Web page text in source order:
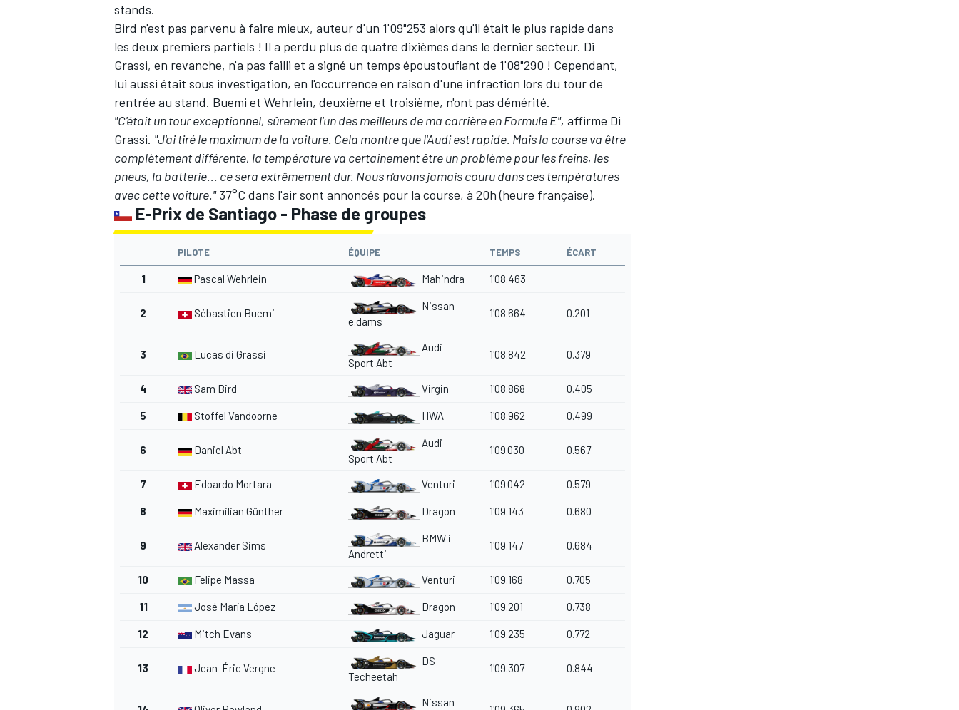
stands.
Bird n'est pas parvenu à faire mieux, auteur d'un 1'09"253 alors qu'il était le plus rapide dans
les deux premiers partiels ! Il a perdu plus de quatre dixièmes dans le dernier secteur. Di
Grassi, en revanche, n'a pas failli et a signé un temps époustouflant de 1'08"290 ! Cependant,
lui aussi était sous investigation, en l'occurrence en raison d'une infraction lors du tour de
rentrée au stand. Buemi et Wehrlein, deuxième et troisième, n'ont pas démérité.
"C'était un tour exceptionnel, sûrement l'un des meilleurs de ma carrière en Formule E", affirme Di
Grassi. "J'ai tiré le maximum de la voiture. Cela montre que l'Audi est rapide. Mais la course va être
complètement différente, la température va certainement être un problème pour les freins, les
pneus, la batterie... ce sera extrêmement dur. Nous n'avons jamais couru dans ces températures
avec cette voiture."37°C dans l'air sont annoncés pour la course, à 20h (heure française).
E-Prix de Santiago - Phase de groupes
PILOTE ÉQUIPE TEMPS ÉCART
1 Pascal Wehrlein Mahindra 1'08.463
2 Sébastien Buemi
Nissan
e.dams
1'08.664 0.201
3 Lucas di Grassi
Audi
Sport Abt
1'08.842 0.379
4 Sam Bird Virgin 1'08.868 0.405
5 Stoffel Vandoorne HWA 1'08.962 0.499
6 Daniel Abt
Audi
Sport Abt
1'09.030 0.567
7 Edoardo Mortara Venturi 1'09.042 0.579
8 Maximilian Günther Dragon 1'09.143 0.680
9 Alexander Sims
BMW i
Andretti
1'09.147 0.684
10 Felipe Massa Venturi 1'09.168 0.705
11 José María López Dragon 1'09.201 0.738
12 Mitch Evans Jaguar 1'09.235 0.772
13 Jean-Éric Vergne
DS
Techeetah
1'09.307 0.844
Nissan